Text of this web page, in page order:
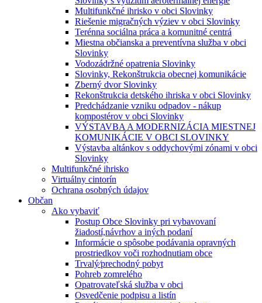
Multifunkčné ihrisko v obci Slovinky
Riešenie migračných výziev v obci Slovinky
Terénna sociálna práca a komunitné centrá
Miestna občianska a preventívna služba v obci
Slovinky
Vodozádržné opatrenia Slovinky
Slovinky, Rekonštrukcia obecnej komunikácie
Zberný dvor Slovinky
Rekonštrukcia detského ihriska v obci Slovinky
Predchádzanie vzniku odpadov - nákup
kompostérov v obci Slovinky
VÝSTAVBA A MODERNIZÁCIA MIESTNEJ
KOMUNIKÁCIE V OBCI SLOVINKY
Výstavba altánkov s oddychovými zónami v obci
Slovinky
Multifunkčné ihrisko
Virtuálny cintorín
Ochrana osobných údajov
Občan
Ako vybaviť
Postup Obce Slovinky pri vybavovaní
žiadostí,návrhov a iných podaní
Informácie o spôsobe podávania opravných
prostriedkov voči rozhodnutiam obce
Trvalý⁄prechodný pobyt
Pohreb zomrelého
Opatrovateľská služba v obci
Osvedčenie podpisu a listín